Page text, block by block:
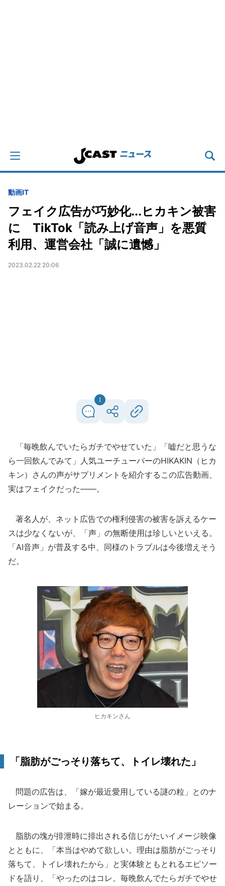
動画IT
フェイク広告が巧妙化...ヒカキン被害
に TikTok「読み上げ音声」を悪質
利用、運営会社「誠に遺憾」
2023.02.22 20:06
1
「毎晩飲んでいたらガチでやせていた」「嘘だと思うな
ら一回飲んでみて」人気ユーチューバーのHIKAKIN（ヒカ
キン）さんの声がサプリメントを紹介するこの広告動画、
実はフェイクだった――。
著名人が、ネット広告での権利侵害の被害を訴えるケー
スは少なくないが、「声」の無断使用は珍しいといえる。
「AI音声」が普及する中、同様のトラブルは今後増えそう
だ。
ヒカキンさん
「脂肪がごっそり落ちて、トイレ壊れた」
問題の広告は、「嫁が最近愛用している謎の粒」とのナ
レーションで始まる。
脂肪の塊が排泄時に排出される信じがたいイメージ映像
とともに、「本当はやめて欲しい。理由は脂肪がごっそり
落ちて、トイレ壊れたから」と実体験ともとれるエピソー
ドを語り、「やったのはコレ。毎晩飲んでたらガチでやせ